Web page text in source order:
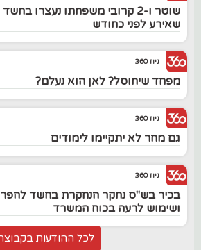
שוטר ו-2 קרובי משפחתו נעצרו
שאירע לפני כחודש
ניוז 360
מפחד שיחוסל? לאן הוא נעלם?
ניוז 360
גם מחר לא יתקיימו לימודים
ניוז 360
בכיר בש"ס נחקר הנחקרת בחשד
ושימוש לרעה בכוח המשרד
לכל ההודעות